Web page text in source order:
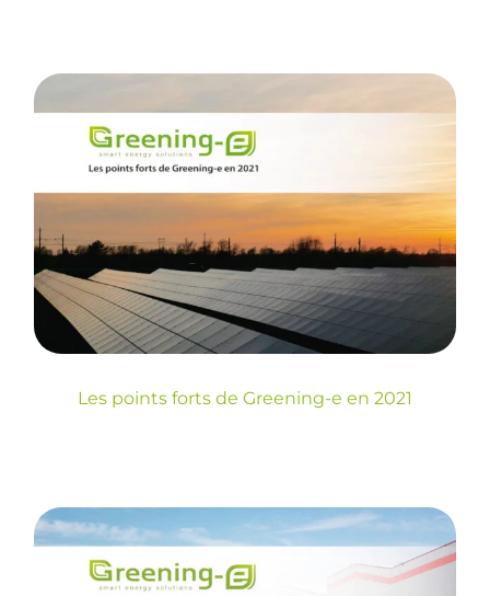
Les points forts de
Greening-e en 2021
Blog
Les points forts de Greening-e en 2021